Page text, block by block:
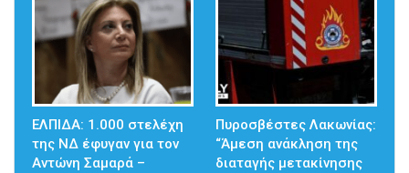
ΕΛΠΙΔΑ: 1.000 στελέχη
της ΝΔ έφυγαν για τον
Αντώνη Σαμαρά –
Πυροσβέστες Λακωνίας:
“Άμεση ανάκληση της
διαταγής μετακίνησης